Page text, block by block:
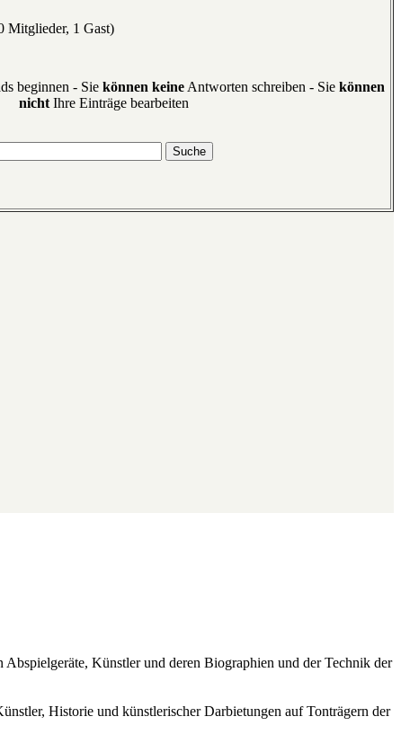
Mitglieder, 1 Gast)
beginnen - Sie können keine Antworten schreiben - Sie können
nicht Ihre Einträge bearbeiten
Künstler und deren Biographien und der Technik der
Historie und künstlerischer Darbietungen auf Tonträgern der